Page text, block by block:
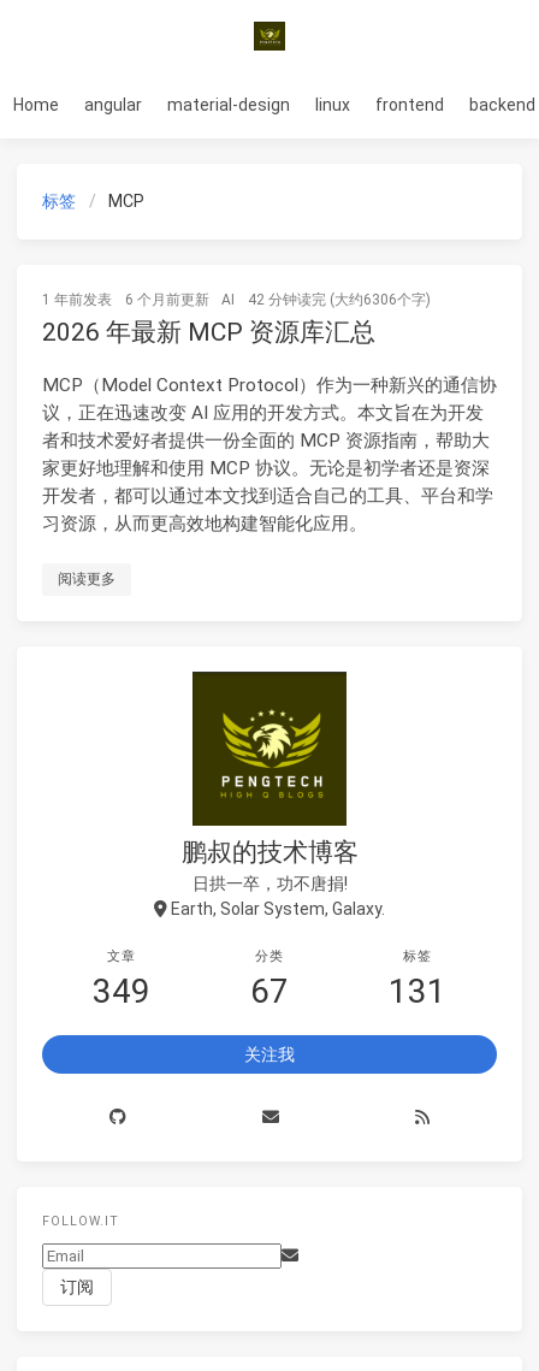
Home angular material-design linux frontend backend
标签 MCP
1 年前发表 6 个月前更新 AI 42 分钟读完 (大约6306个字)
2026 年最新 MCP 资源库汇总
MCP（Model Context Protocol）作为一种新兴的通信协
议，正在迅速改变 AI 应用的开发方式。本文旨在为开发
者和技术爱好者提供一份全面的 MCP 资源指南，帮助大
家更好地理解和使用 MCP 协议。无论是初学者还是资深
开发者，都可以通过本文找到适合自己的工具、平台和学
习资源，从而更高效地构建智能化应用。
阅读更多
鹏叔的技术博客
日拱一卒，功不唐捐!
Earth, Solar System, Galaxy.
文章
349
分类
67
标签
131
关注我
FOLLOW.IT